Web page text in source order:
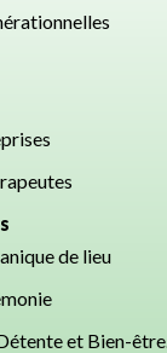
de lieu
et Bien-être.